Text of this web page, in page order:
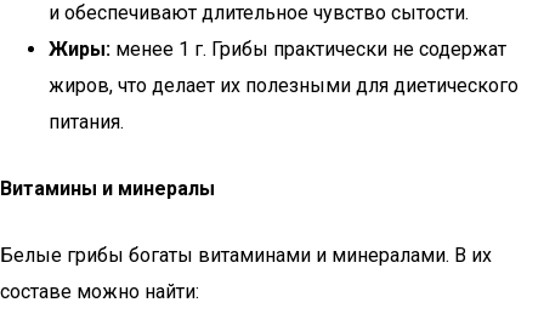
и обеспечивают длительное чувство сытости.
Жиры: менее 1 г. Грибы практически не содержат
жиров, что делает их полезными для диетического
питания.
Витамины и минералы
Белые грибы богаты витаминами и минералами. В их
составе можно найти: